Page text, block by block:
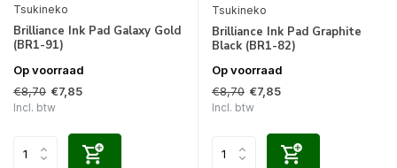
Tsukineko
Brilliance Ink Pad Galaxy Gold
(BR1-91)
Op voorraad
€8,70 €7,85
Incl. btw
Tsukineko
Brilliance Ink Pad Graphite
Black (BR1-82)
Op voorraad
€8,70 €7,85
Incl. btw